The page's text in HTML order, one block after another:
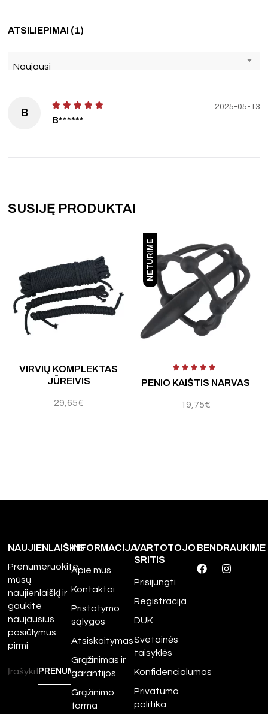
ATSILIEPIMAI (1)
Naujausi
B
B******
2025-05-13
SUSIJĘ PRODUKTAI
VIRVIŲ KOMPLEKTAS
JŪREIVIS
29,65€
NETURIME
PENIO KAIŠTIS NARVAS
19,75€
Įvertinimas: 5.00iš 5Įvertinimas:4.00
NAUJIENLAIŠKIS
Prenumeruokite
mūsų
naujienlaiškį ir
gaukite
naujausius
pasiūlymus
pirmi
INFORMACIJA
Apie mus
Kontaktai
Pristatymo
sąlygos
Atsiskaitymas
Grąžinimas ir
garantijos
Grąžinimo
forma
VARTOTOJO
SRITIS
Prisijungti
Registracija
DUK
Svetainės
taisyklės
Konfidencialumas
Privatumo
politika
BENDRAUKIME